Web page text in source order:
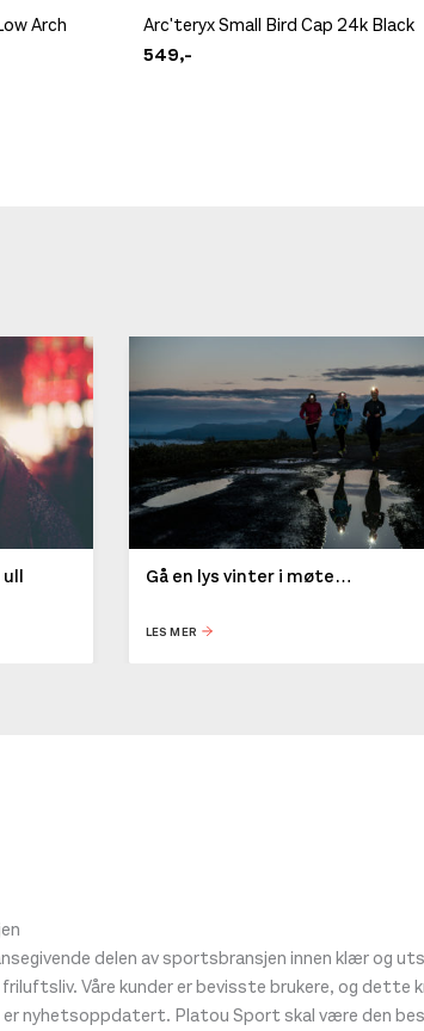
Arch Arc'teryx Small Bird Cap 24k Black
549,-
Gå en lys vinter i møte…
LES MER
delen av sportsbransjen innen klær og
Våre kunder er bevisste brukere, og dette
nyhetsoppdatert. Platou Sport skal være den